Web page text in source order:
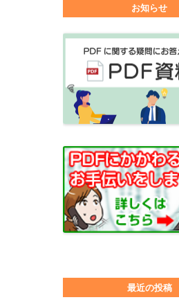
お知らせ
最近の投稿